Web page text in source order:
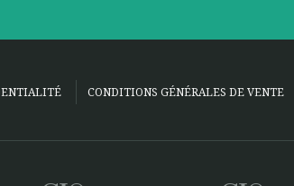
CONDITIONS GÉNÉRALES DE VENTE